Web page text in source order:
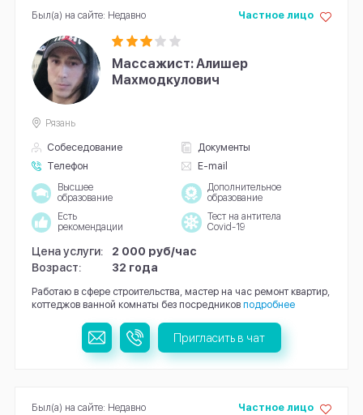
Массажист: Алишер
Махмодкулович
Собеседование
Документы
Телефон
E-mail
Частное лицо
Рязань
Высшее
образование
Дополнительное
образование
Есть
рекомендации
Тест на антитела
Covid-19
Цена услуги:
2 000 руб/час
Возраст:
32 года
Работаю в сфере строительства, мастер на час ремонт квартир,
коттеджов ванной комнаты без посредников подробнее
Был(а) на сайте: Недавно
Пригласить в чат
Частное лицо
Был(а) на сайте: Недавно